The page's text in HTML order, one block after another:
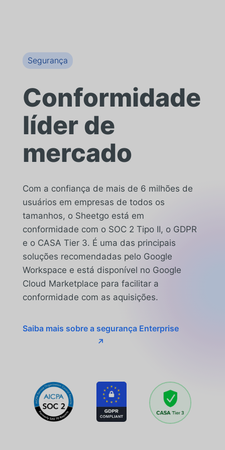
Segurança
Conformidade
líder de
mercado
Com a confiança de mais de 6 milhões de
usuários em empresas de todos os
tamanhos, o Sheetgo está em
conformidade com o SOC 2 Tipo II, o GDPR
e o CASA Tier 3. É uma das principais
soluções recomendadas pelo Google
Workspace e está disponível no Google
Cloud Marketplace para facilitar a
conformidade com as aquisições.
Saiba mais sobre a segurança Enterprise
↗